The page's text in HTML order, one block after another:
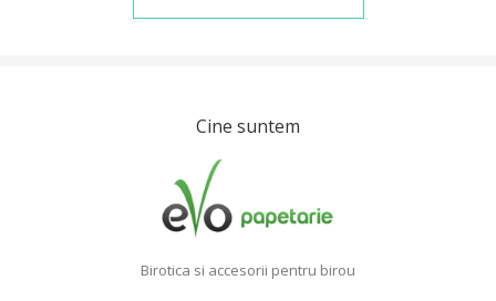
Cine suntem
Birotica si accesorii pentru birou